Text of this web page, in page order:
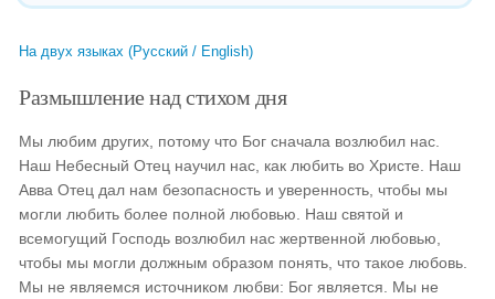
На двух языках (Русский / English)
Размышление над стихом дня
Мы любим других, потому что Бог сначала возлюбил нас.
Наш Небесный Отец научил нас, как любить во Христе. Наш
Авва Отец дал нам безопасность и уверенность, чтобы мы
могли любить более полной любовью. Наш святой и
всемогущий Господь возлюбил нас жертвенной любовью,
чтобы мы могли должным образом понять, что такое любовь.
Мы не являемся источником любви: Бог является. Мы не